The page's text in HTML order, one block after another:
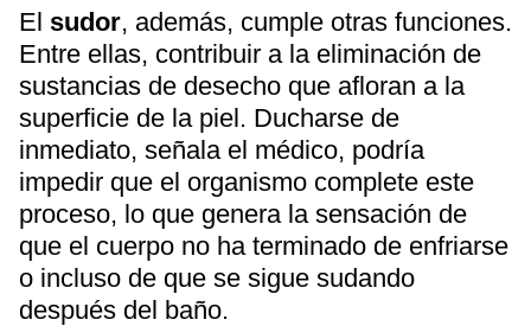
El sudor, además, cumple otras funciones.
Entre ellas, contribuir a la eliminación de
sustancias de desecho que afloran a la
superficie de la piel. Ducharse de
inmediato, señala el médico, podría
impedir que el organismo complete este
proceso, lo que genera la sensación de
que el cuerpo no ha terminado de enfriarse
o incluso de que se sigue sudando
después del baño.